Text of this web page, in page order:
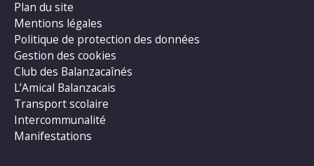
Plan du site
Mentions légales
Politique de protection des données
Gestion des cookies
Club des Balanzacaînés
L’Amical Balanzacais
Transport scolaire
Intercommunalité
Manifestations